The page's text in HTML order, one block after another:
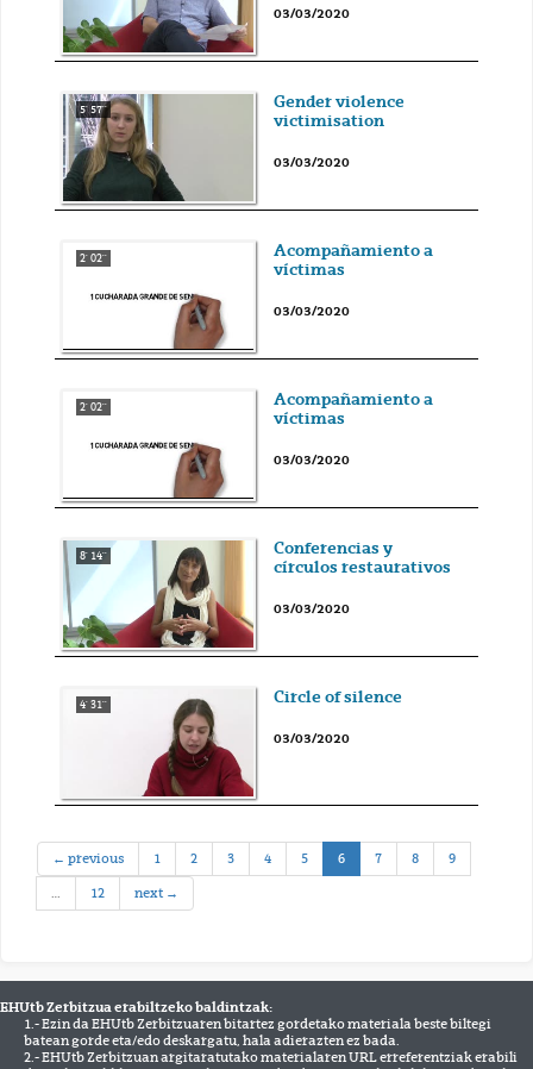
03/03/2020
5' 57''
Gender violence
victimisation
03/03/2020
2' 02''
Acompañamiento a
víctimas
03/03/2020
2' 02''
Acompañamiento a
víctimas
03/03/2020
8' 14''
Conferencias y
círculos restaurativos
03/03/2020
4' 31'' Circle of silence
03/03/2020
← previous 1 2 3 4 5 6(current)
7 8 9
… 12 next →
EHUtb Zerbitzua erabiltzeko baldintzak:
1.- Ezin da EHUtb Zerbitzuaren bitartez gordetako materiala beste biltegi
batean gorde eta/edo deskargatu, hala adierazten ez bada.
2.- EHUtb Zerbitzuan argitaratutako materialaren URL erreferentziak erabili